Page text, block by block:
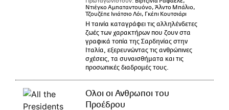
Ντιέγκο Αμπαταντουόνο, Άλντο Μπάλιο,
Τζουζέπε Ινιάτσιο Λόι, Γκέπι Κουτσιάρι
Η ταινία καταγράφει τις αλληλένδετες
ζωές των χαρακτήρων που ζουν στα
γραφικά τοπία της Σαρδηνίας στην
Ιταλία, εξερευνώντας τις ανθρώπινες
σχέσεις, τα συναισθήματα και τις
προσωπικές διαδρομές τους.
Ολοι οι Ανθρωποι του
Προέδρου